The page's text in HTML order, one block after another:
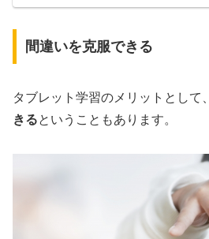
間違いを克服できる
タブレット学習のメリットとして、
きるということもあります。